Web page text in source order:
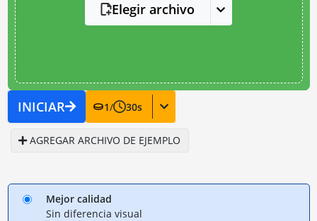
Elegir archivo
INICIAR 1/ 30s
AGREGAR ARCHIVO DE EJEMPLO
Mejor calidad
Sin diferencia visual